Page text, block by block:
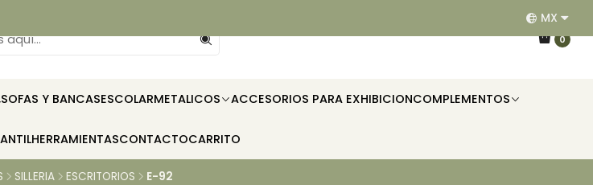
0
Y BANCASESCOLARMETALICOS ACCESORIOS PARA EXHIBICIONCOMPLEMENTOS
HERRAMIENTASCONTACTOCARRITO
EQUIPAMOS RESTAURANTES, HOTELES, OFICINAS E
MX
SILLERIA ESCRITORIOS E-92